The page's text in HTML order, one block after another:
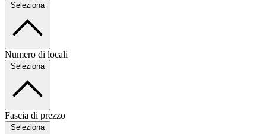
Seleziona
Numero di locali
Seleziona
Fascia di prezzo
Seleziona